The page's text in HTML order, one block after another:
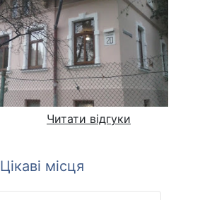
Читати відгуки
Цікаві місця